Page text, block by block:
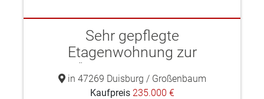
Sehr gepflegte
Etagenwohnung zur
"Eigennutzung ...
in 47269 Duisburg / Großenbaum
Kaufpreis 235.000 €